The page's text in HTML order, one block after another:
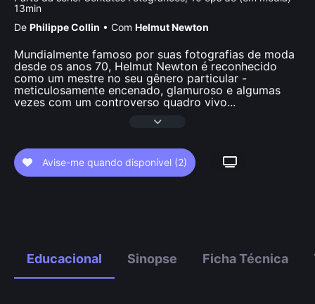
13min
De Philippe Collin • Com Helmut Newton
Mundialmente famoso por suas fotografias de moda
desde os anos 70, Helmut Newton é reconhecido
como um mestre no seu gênero particular -
meticulosamente encenado, glamuroso e algumas
vezes com um controverso quadro vivo...
Avise-me quando disponível (2)
Educacional Sinopse Ficha Técnica